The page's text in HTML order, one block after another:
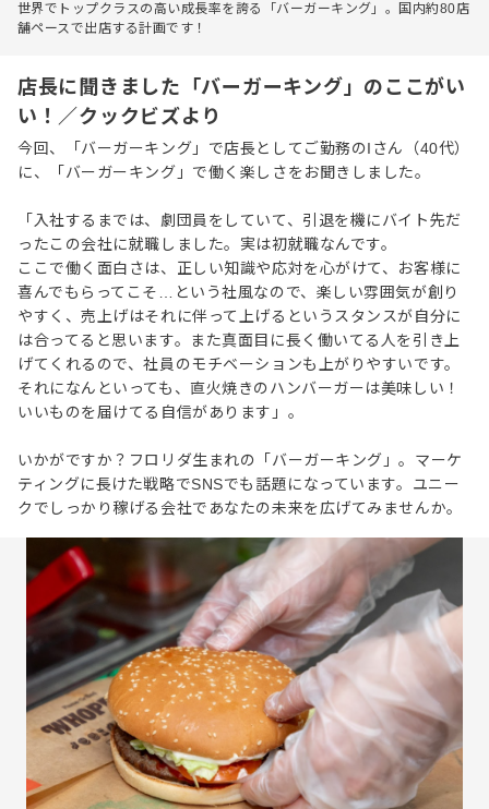
世界でトップクラスの高い成長率を誇る「バーガーキング」。国内約80店
舗ペースで出店する計画です！
店長に聞きました「バーガーキング」のここがい
い！／クックビズより
今回、「バーガーキング」で店長としてご勤務のIさん（40代）
に、「バーガーキング」で働く楽しさをお聞きしました。
「入社するまでは、劇団員をしていて、引退を機にバイト先だ
ったこの会社に就職しました。実は初就職なんです。
ここで働く面白さは、正しい知識や応対を心がけて、お客様に
喜んでもらってこそ…という社風なので、楽しい雰囲気が創り
やすく、売上げはそれに伴って上げるというスタンスが自分に
は合ってると思います。また真面目に長く働いてる人を引き上
げてくれるので、社員のモチベーションも上がりやすいです。
それになんといっても、直火焼きのハンバーガーは美味しい！
いいものを届けてる自信があります」。
いかがですか？フロリダ生まれの「バーガーキング」。マーケ
ティングに長けた戦略でSNSでも話題になっています。ユニー
クでしっかり稼げる会社であなたの未来を広げてみませんか。